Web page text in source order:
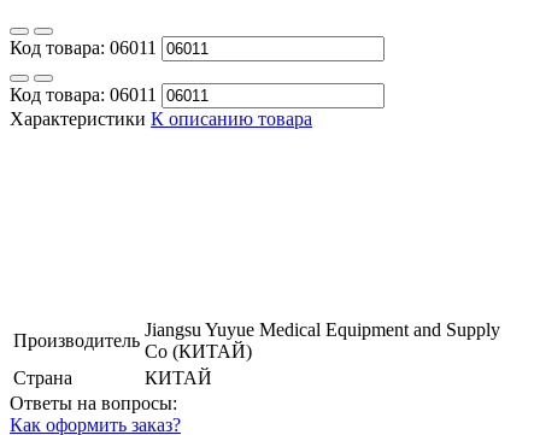
Код товара: 06011
Код товара: 06011
Характеристики К описанию товара
Производитель
Jiangsu Yuyue Medical Equipment and Supply
Co (КИТАЙ)
Страна
КИТАЙ
Ответы на вопросы:
Как оформить заказ?